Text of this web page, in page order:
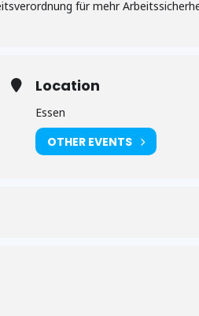
für mehr
Location
Essen
OTHER EVENTS